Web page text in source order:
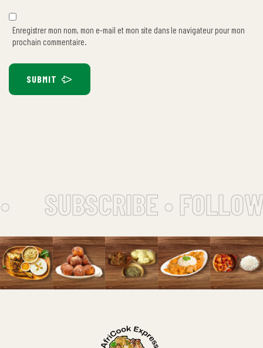
Enregistrer mon nom, mon e-mail et mon site dans le navigateur pour mon
prochain commentaire.
SUBMIT
SUBSCRIBE •